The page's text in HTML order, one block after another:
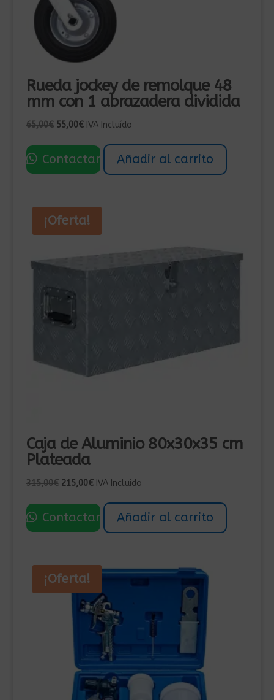
Rueda jockey de remolque 48
mm con 1 abrazadera dividida
65,00€ El
original
era:
55,00€El
actual
es:
IVA Incluído
Contactar Añadir al carrito
¡Oferta!
Caja de Aluminio 80x30x35 cm
Plateada
315,00€ El
original
era:
215,00€El
actual
es:
IVA Incluído
Contactar Añadir al carrito
¡Oferta!